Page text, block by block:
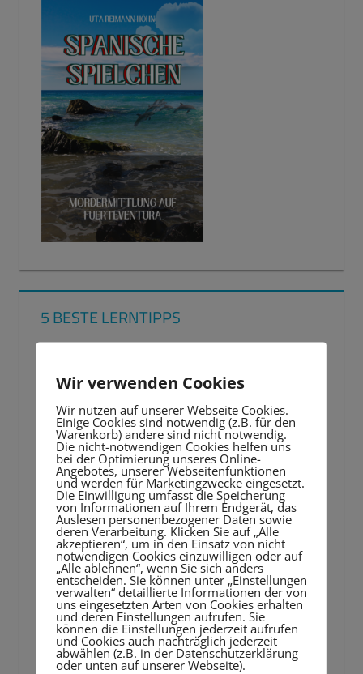
5 BESTE LERNTIPPS
Player
Wir verwenden Cookies
Wir nutzen auf unserer Webseite Cookies.
Einige Cookies sind notwendig (z.B. für den
Warenkorb) andere sind nicht notwendig.
Die nicht-notwendigen Cookies helfen uns
bei der Optimierung unseres Online-
Angebotes, unserer Webseitenfunktionen
und werden für Marketingzwecke eingesetzt.
Die Einwilligung umfasst die Speicherung
von Informationen auf Ihrem Endgerät, das
Auslesen personenbezogener Daten sowie
deren Verarbeitung. Klicken Sie auf „Alle
akzeptieren“, um in den Einsatz von nicht
notwendigen Cookies einzuwilligen oder auf
„Alle ablehnen“, wenn Sie sich anders
entscheiden. Sie können unter „Einstellungen
verwalten“ detaillierte Informationen der von
uns eingesetzten Arten von Cookies erhalten
und deren Einstellungen aufrufen. Sie
können die Einstellungen jederzeit aufrufen
und Cookies auch nachträglich jederzeit
abwählen (z.B. in der Datenschutzerklärung
oder unten auf unserer Webseite).